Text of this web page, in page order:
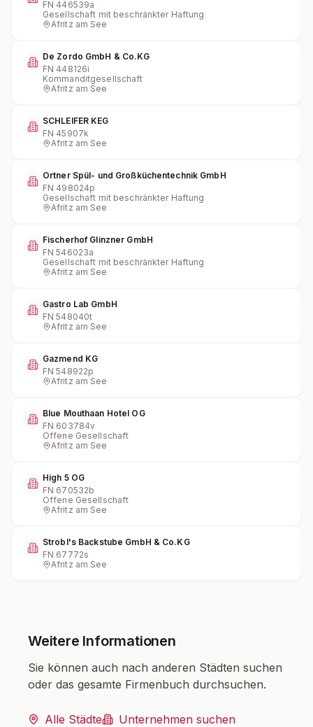
FN 446539a
Gesellschaft mit beschränkter Haftung
Afritz am See
De Zordo GmbH & Co.KG
FN 448126i
Kommanditgesellschaft
Afritz am See
SCHLEIFER KEG
FN 45907k
Afritz am See
Ortner Spül- und Großküchentechnik GmbH
FN 498024p
Gesellschaft mit beschränkter Haftung
Afritz am See
Fischerhof Glinzner GmbH
FN546023a
Gesellschaft mit beschränkter Haftung
Afritz am See
Gastro Lab GmbH
FN548040t
Afritz am See
Gazmend KG
FN548922p
Afritz am See
Blue Mouthaan Hotel OG
FN 603784v
Offene Gesellschaft
Afritz am See
High 5 OG
FN 670532b
Offene Gesellschaft
Afritz am See
Strobl's Backstube GmbH & Co.KG
FN 67772s
Afritz am See
Weitere Informationen
Sie können auch nach anderen Städten suchen
oder das gesamte Firmenbuch durchsuchen.
Alle Städte Unternehmen suchen